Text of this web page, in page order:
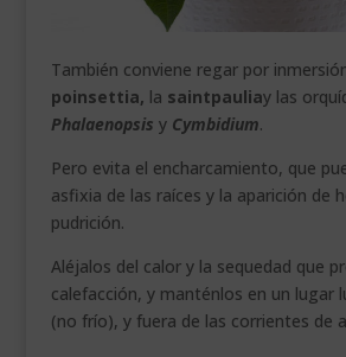
También conviene regar por
poinsettia, la saintpauliay las
Phalaenopsis y Cymbidium.
Pero evita el encharcamiento, que
asfixia de las raíces y la aparición de
pudrición.
Aléjalos del calor y la sequedad que
calefacción, y manténlos en un lugar
(no frío), y fuera de las corrientes de